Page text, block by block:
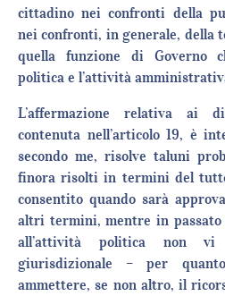
cittadino nei confronti della
nei confronti, in generale, della
quella funzione di Governo
politica e l’attività
L’affermazione relativa ai
contenuta nell’articolo 19, è
secondo me, risolve taluni
finora risolti in termini del
consentito quando sarà
altri termini, mentre in
all’attività politica non vi
giurisdizionale – per
ammettere, se non altro, il